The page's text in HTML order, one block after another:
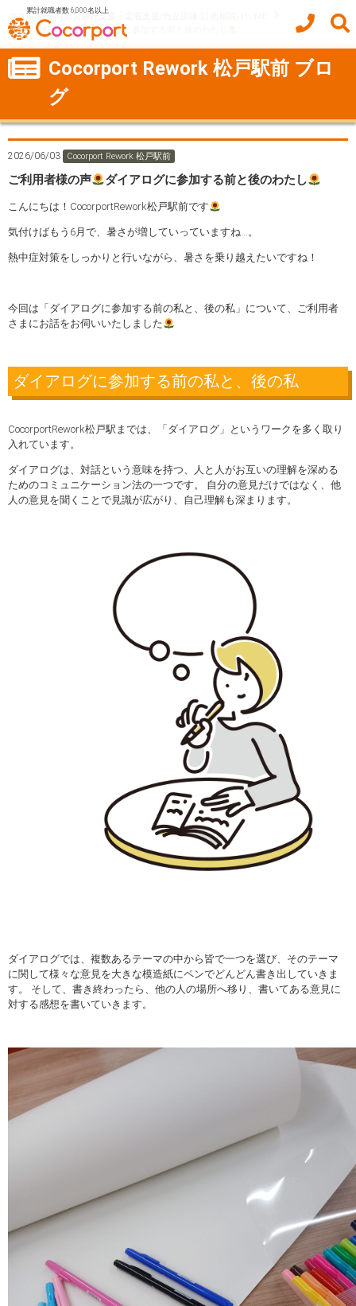
累計就職者数 6,000名以上
ココルポート(就労移行支援・定着支援/自立訓練/計画相談) HOME
ご利用者様の声
ダイアログに参加する前と後のわたし
Cocorport Rework 松戸駅前 ブロ
グ
2026/06/03 Cocorport Rework 松戸駅前
ご利用者様の声 ダイアログに参加する前と後のわたし
こんにちは！CocorportRework松戸駅前です
気付けばもう6月で、暑さが増していっていますね…。
熱中症対策をしっかりと行いながら、暑さを乗り越えたいですね！
今回は「ダイアログに参加する前の私と、後の私」について、ご利用者
さまにお話をお伺いいたしました
ダイアログに参加する前の私と、後の私
CocorportRework松戸駅までは、「ダイアログ」というワークを多く取り
入れています。
ダイアログは、対話という意味を持つ、人と人がお互いの理解を深める
ためのコミュニケーション法の一つです。 自分の意見だけではなく、他
人の意見を聞くことで見識が広がり、自己理解も深まります。
ダイアログでは、複数あるテーマの中から皆で一つを選び、そのテーマ
に関して様々な意見を大きな模造紙にペンでどんどん書き出していきま
す。 そして、書き終わったら、他の人の場所へ移り、書いてある意見に
対する感想を書いていきます。